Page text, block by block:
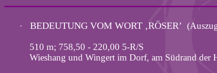
· BEDEUTUNG VOM WORT ‚RÖSER’
510 m; 758,50 - 220,00 5-R/S
Wieshang und Wingert im Dorf, am Südrand der